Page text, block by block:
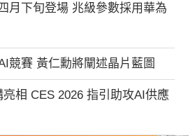
月下旬登場 兆級參數採用華為
競賽 黃仁勳將闡述晶片藍圖
相 CES 2026 指引助攻AI供應